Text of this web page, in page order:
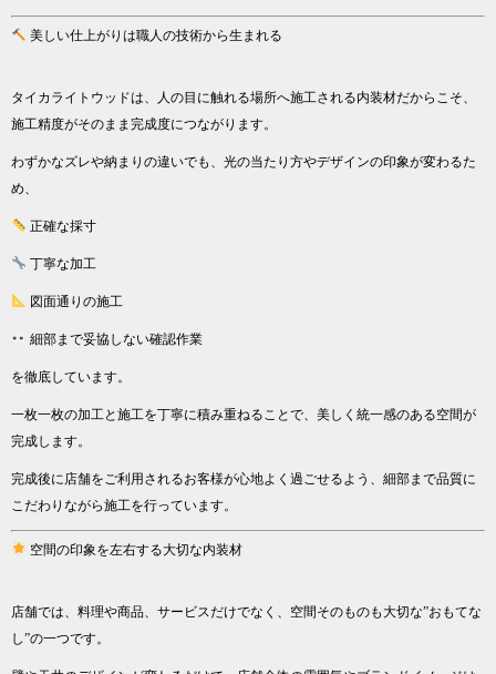
美しい仕上がりは職人の技術から生まれる
タイカライトウッドは、人の目に触れる場所へ施工される内装材だからこそ、
施工精度がそのまま完成度につながります。
わずかなズレや納まりの違いでも、光の当たり方やデザインの印象が変わるた
め、
正確な採寸
丁寧な加工
図面通りの施工
細部まで妥協しない確認作業
を徹底しています。
一枚一枚の加工と施工を丁寧に積み重ねることで、美しく統一感のある空間が
完成します。
完成後に店舗をご利用されるお客様が心地よく過ごせるよう、細部まで品質に
こだわりながら施工を行っています。
空間の印象を左右する大切な内装材
店舗では、料理や商品、サービスだけでなく、空間そのものも大切な”おもてな
し”の一つです。